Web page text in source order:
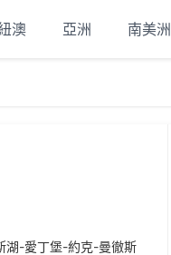
澳 亞洲 南美洲
湖-愛丁堡-約克-曼徹斯